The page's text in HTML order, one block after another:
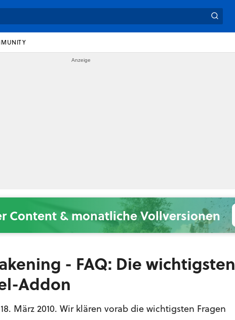
Content & monatliche Vollversionen
- FAQ: Die wichtigsten
Addon
März 2010. Wir klären vorab die wichtigsten Fragen